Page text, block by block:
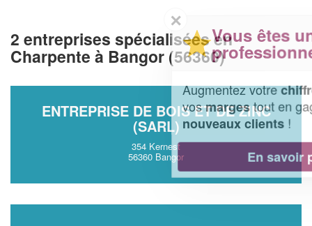
2 entreprises spécialisées en
Charpente à Bangor (56360)
ENTREPRISE DE BOIS ET DE ZINC
(SARL)
354 Kernest
56360 Bangor
Vous êtes un
professionnel ?
Augmentez votrechiffre d'affaireset
vosmarges tout en gagnant de
nouveaux clients!
En savoir plus